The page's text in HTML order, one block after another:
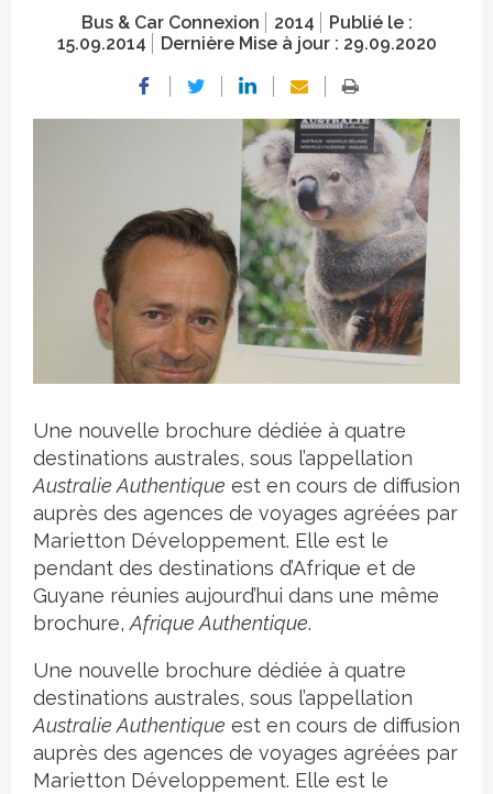
Bus & Car Connexion 2014
Publié le :
15.09.2014
Dernière Mise à jour : 29.09.2020
Crédit photo
Une nouvelle brochure dédiée à quatre
destinations australes, sous l’appellation
Australie Authentique est en cours de diffusion
auprès des agences de voyages agréées par
Marietton Développement. Elle est le
pendant des destinations d’Afrique et de
Guyane réunies aujourd’hui dans une même
brochure,Afrique Authentique.
Une nouvelle brochure dédiée à quatre
destinations australes, sous l’appellation
Australie Authentique est en cours de diffusion
auprès des agences de voyages agréées par
Marietton Développement. Elle est le